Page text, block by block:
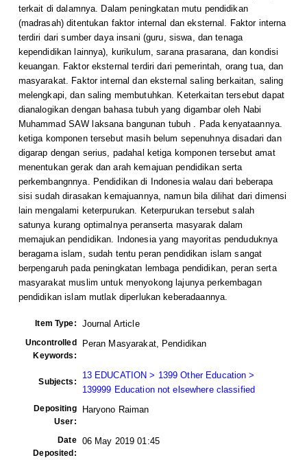
terkait di dalamnya. Dalam peningkatan mutu pendidikan
(madrasah) ditentukan faktor internal dan eksternal. Faktor interna
terdiri dari sumber daya insani (guru, siswa, dan tenaga
kependidikan lainnya), kurikulum, sarana prasarana, dan kondisi
keuangan. Faktor eksternal terdiri dari pemerintah, orang tua, dan
masyarakat. Faktor internal dan eksternal saling berkaitan, saling
melengkapi, dan saling membutuhkan. Keterkaitan tersebut dapat
dianalogikan dengan bahasa tubuh yang digambar oleh Nabi
Muhammad SAW laksana bangunan tubuh . Pada kenyataannya.
ketiga komponen tersebut masih belum sepenuhnya disadari dan
digarap dengan serius, padahal ketiga komponen tersebut amat
menentukan gerak dan arah kemajuan pendidikan serta
perkembangnnya. Pendidikan di Indonesia walau dari beberapa
sisi sudah dirasakan kemajuannya, namun bila dilihat dari dimensi
lain mengalami keterpurukan. Keterpurukan tersebut salah
satunya kurang optimalnya peranserta masyarak dalam
memajukan pendidikan. Indonesia yang mayoritas penduduknya
beragama islam, sudah tentu peran pendidikan islam sangat
berpengaruh pada peningkatan lembaga pendidikan, peran serta
masyarakat muslim untuk menyokong lajunya perkembagan
pendidikan islam mutlak diperlukan keberadaannya.
Item Type: Journal Article
Uncontrolled
Keywords:
Peran Masyarakat, Pendidikan
Subjects:
13 EDUCATION > 1399 Other Education >
139999 Education not elsewhere classified
Depositing
User:
Haryono Raiman
Date
Deposited:
06 May 2019 01:45